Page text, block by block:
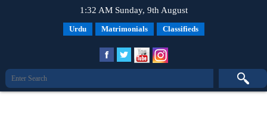
1:32 AM Sunday, 9th August
Urdu Matrimonials Classifieds